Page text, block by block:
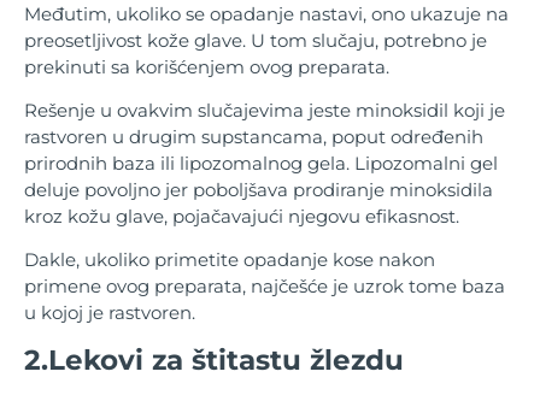
Međutim, ukoliko se opadanje nastavi, ono ukazuje na
preosetljivost kože glave. U tom slučaju, potrebno je
prekinuti sa korišćenjem ovog preparata.
Rešenje u ovakvim slučajevima jeste minoksidil koji je
rastvoren u drugim supstancama, poput određenih
prirodnih baza ili lipozomalnog gela. Lipozomalni gel
deluje povoljno jer poboljšava prodiranje minoksidila
kroz kožu glave, pojačavajući njegovu efikasnost.
Dakle, ukoliko primetite opadanje kose nakon
primene ovog preparata, najčešće je uzrok tome baza
u kojoj je rastvoren.
2.Lekovi za štitastu žlezdu